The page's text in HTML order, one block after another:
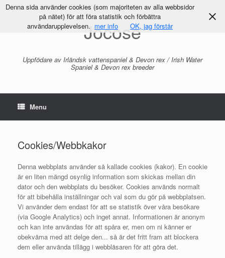
Jocose
Uppfödare av Irländsk vattenspaniel & Devon rex / Irish Water
Spaniel & Devon rex breeder
Menu
Cookies/Webbkakor
Denna webbplats använder så kallade cookies (kakor). En cookie
är en liten mängd osynlig information som skickas mellan din
dator och den webbplats du besöker. Cookies används normalt
för att bibehålla inställningar och val som du gör på webbplatsen.
Vi använder dem endast för att se statistik över våra besökare
(via Google Analytics) och inget annat. Informationen är anonym
och kan inte användas för att spåra er, men om ni känner er
obekväma med att delge den... så är det fritt fram att blockera
dem eller använda tillägg i webbläsaren för att göra det.
Denna sida använder cookies (som majoriteten av alla webbsidor
på nätet) för att föra statistik och förbättra
användarupplevelsen. mer info OK, jag förstår